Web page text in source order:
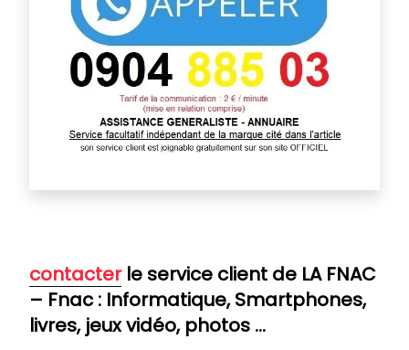
contacterle service client de LA FNAC
– Fnac : Informatique, Smartphones,
livres, jeux vidéo, photos …